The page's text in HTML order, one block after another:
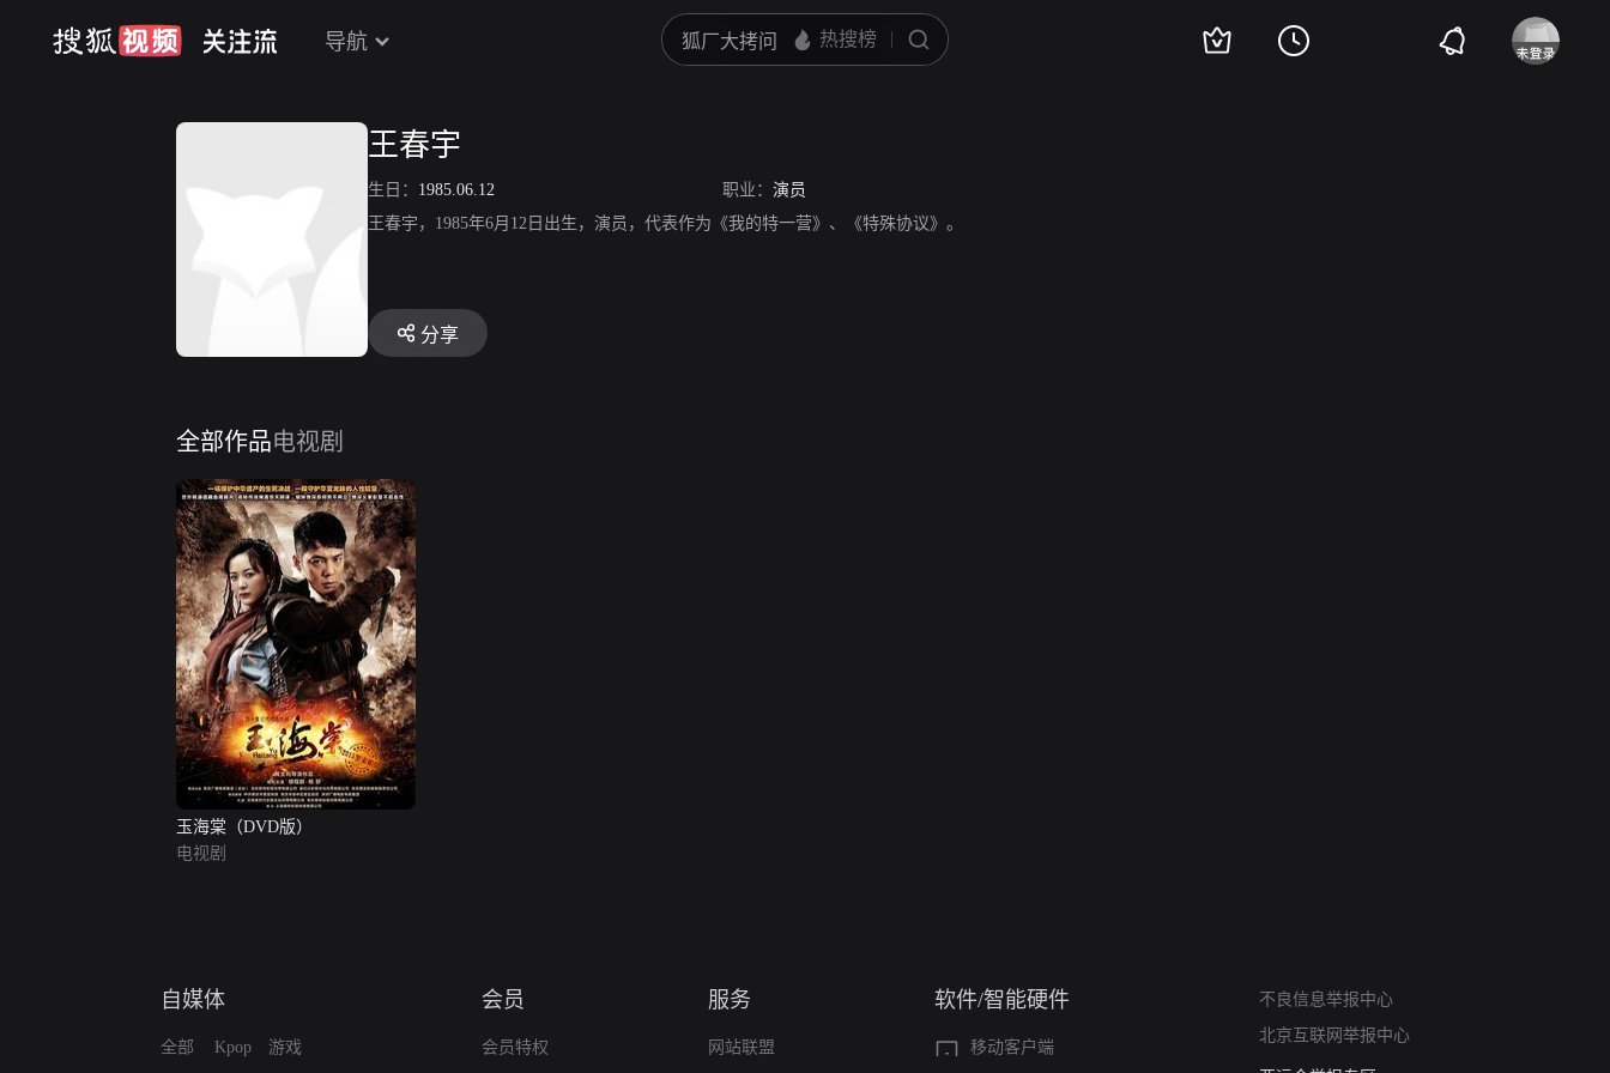
导航
王春宇
生日： 1985.06.12 职业： 演员
王春宇，1985年6月12日出生，演员，代表作为《我的特一营》、《特殊协议》。
分享
全部作品电视剧
玉海棠（DVD版）
电视剧
自媒体
全部 Kpop 游戏
会员
会员特权
服务
网站联盟
软件/智能硬件
移动客户端
不良信息举报中心
北京互联网举报中心
算法推荐专项举报